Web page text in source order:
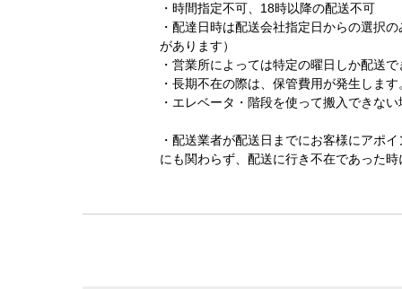
・時間指定不可、18時以降の配送不可
・配達日時は配送会社指定日からの選択
があります）
・営業所によっては特定の曜日しか配送
・長期不在の際は、保管費用が発生します
・エレベータ・階段を使って搬入できな
・配送業者が配送日までにお客様にアポ
にも関わらず、配送に行き不在であった